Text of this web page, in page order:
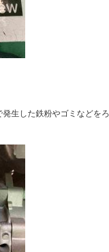
生した鉄粉やゴミなどをろ